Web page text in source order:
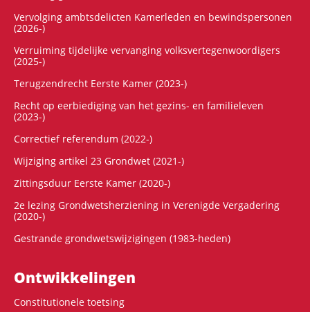
Vervolging ambtsdelicten Kamerleden en bewindspersonen
(2026-)
Verruiming tijdelijke vervanging volksvertegenwoordigers
(2025-)
Terugzendrecht Eerste Kamer (2023-)
Recht op eerbiediging van het gezins- en familieleven
(2023-)
Correctief referendum (2022-)
Wijziging artikel 23 Grondwet (2021-)
Zittingsduur Eerste Kamer (2020-)
2e lezing Grondwetsherziening in Verenigde Vergadering
(2020-)
Gestrande grondwetswijzigingen (1983-heden)
Ontwikke­lingen
Constitutionele toetsing